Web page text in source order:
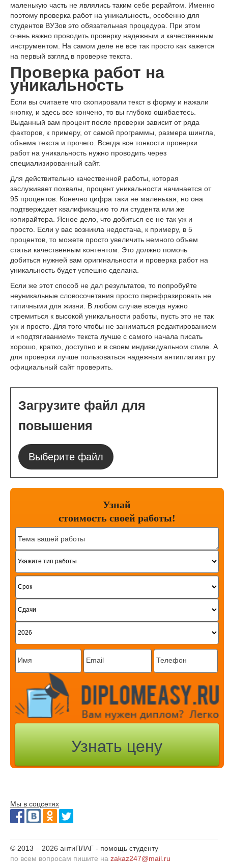
маленькую часть не являлись таким себе рерайтом. Именно
поэтому проверка работ на уникальность, особенно для
студентов ВУЗов это обязательная процедура. При этом
очень важно проводить проверку надежным и качественным
инструментом. На самом деле не все так просто как кажется
на первый взгляд в проверке текста.
Проверка работ на
уникальность
Если вы считаете что скопировали текст в форму и нажали
кнопку, и здесь все кончено, то вы глубоко ошибаетесь.
Выданный вам процент после проверки зависит от ряда
факторов, к примеру, от самой программы, размера шингла,
объема текста и прочего. Всегда все тонкости проверки
работ на уникальность нужно проводить через
специализированный сайт.
Для действительно качественной работы, которая
заслуживает похвалы, процент уникальности начинается от
95 процентов. Конечно цифра таки не маленькая, но она
подтверждает квалификацию то ли студента или же
копирайтера. Ясное дело, что добиться ее не так уж и
просто. Если у вас возникла недостача, к примеру, в 5
процентов, то можете просто увеличить немного объем
статьи качественным контентом. Это должно помочь
добиться нужней вам оригинальности и проверка работ на
уникальность будет успешно сделана.
Если же этот способ не дал результатов, то попробуйте
неуникальные словосочетания просто перефразировать не
типичными для жизни. В любом случае всегда нужно
стремиться к высокой уникальности работы, пусть это не так
уж и просто. Для того чтобы не заниматься редактированием
и «подтягиванием» текста лучше с самого начала писать
хорошо, кратко, доступно и в своем индивидуальном стиле. А
для проверки лучше пользоваться надежным антиплагиат ру
официальный сайт проверить.
Загрузите файл для
повышения
Выберите файл
Узнай
стоимость своей работы!
Мы в соцсетях
© 2013 – 2026 антиПЛАГ - помощь студенту
по всем вопросам пишите на zakaz247@mail.ru